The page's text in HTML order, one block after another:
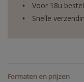
Voor 18u
Snelle
Formaten en prijzen